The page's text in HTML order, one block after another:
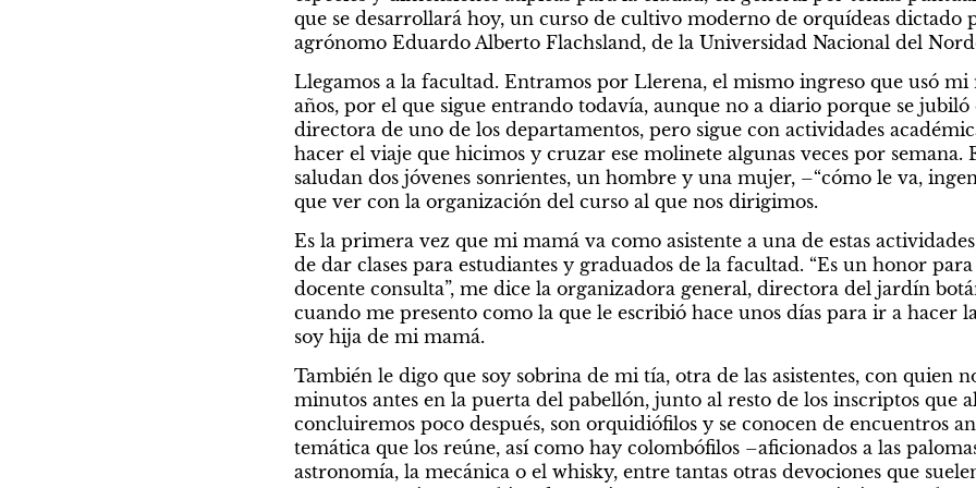
que se desarrollará hoy, un curso de cultivo moderno de orquídeas dictado
agrónomo Eduardo Alberto Flachsland, de la Universidad Nacional del
Llegamos a la facultad. Entramos por Llerena, el mismo ingreso que usó
años, por el que sigue entrando todavía, aunque no a diario porque se jubiló
directora de uno de los departamentos, pero sigue con actividades
hacer el viaje que hicimos y cruzar ese molinete algunas veces por semana.
saludan dos jóvenes sonrientes, un hombre y una mujer, –“cómo le va,
que ver con la organización del curso al que nos dirigimos.
Es la primera vez que mi mamá va como asistente a una de estas
de dar clases para estudiantes y graduados de la facultad. “Es un honor
docente consulta”, me dice la organizadora general, directora del jardín
cuando me presento como la que le escribió hace unos días para ir a hacer
soy hija de mi mamá.
También le digo que soy sobrina de mi tía, otra de las asistentes, con quien
minutos antes en la puerta del pabellón, junto al resto de los inscriptos que
concluiremos poco después, son orquidiófilos y se conocen de encuentros
temática que los reúne, así como hay colombófilos –aficionados a las
astronomía, la mecánica o el whisky, entre tantas otras devociones que